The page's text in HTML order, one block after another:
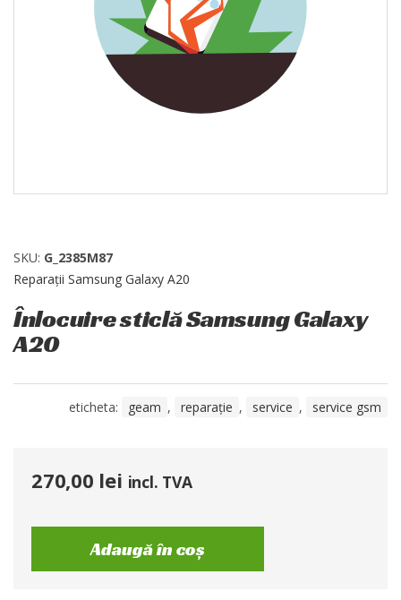
SKU: G_2385M87
Reparații Samsung Galaxy A20
Înlocuire sticlă Samsung Galaxy
A20
eticheta: geam , reparație , service , service gsm
270,00 lei incl. TVA
Adaugă în coș